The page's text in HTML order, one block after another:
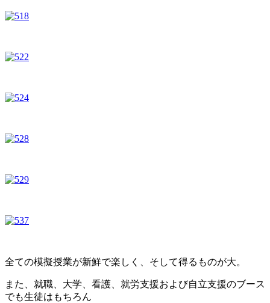
全ての模擬授業が新鮮で楽しく、そして得るものが大。
また、就職、大学、看護、就労支援および自立支援のブース
でも生徒はもちろん